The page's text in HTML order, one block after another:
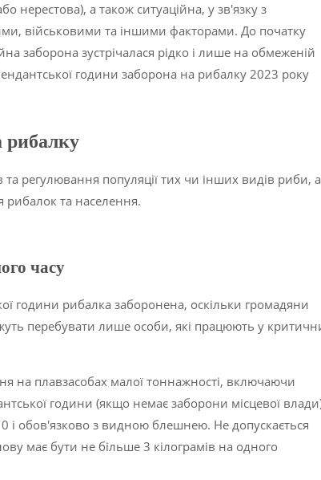
нерестова), а також ситуаційна, у зв'язку з
військовими та іншими факторами. До початку
заборона зустрічалася рідко і лише на обмеженій
години заборона на рибалку 2023 року
рибалку
регулювання популяції тих чи інших видів риби,
рибалок та населення.
часу
години рибалка заборонена, оскільки громадяни
перебувати лише особи, які працюють у
на плавзасобах малої тоннажності, включаючи
години (якщо немає заборони місцевої
і обов'язково з видною блешнею. Не допускається
має бути не більше 3 кілограмів на одного